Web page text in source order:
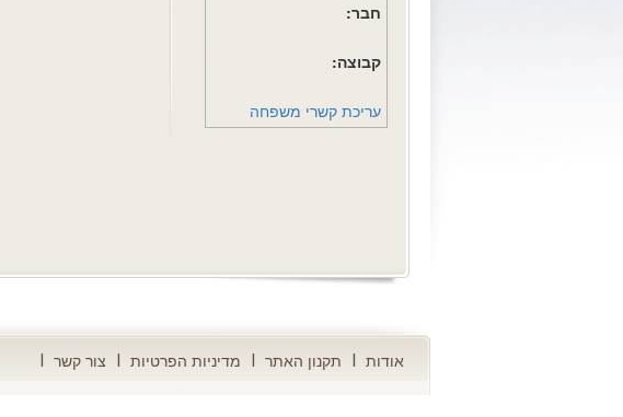
חבר:
קבוצה:
עריכת קשרי משפחה
אודות תקנון האתר מדיניות הפרטיות צור קשר